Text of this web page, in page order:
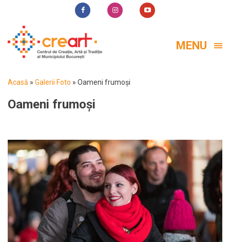
MENU
Acasă » Galerii Foto » Oameni frumoși
Oameni frumoși